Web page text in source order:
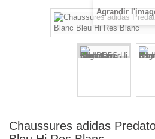
Agrandir
Chaussures adidas